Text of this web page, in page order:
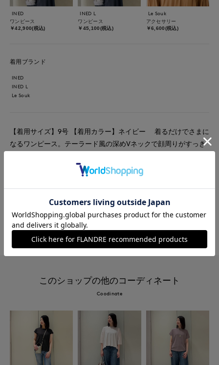
INED
ワンピース
￥42,900(税込)
INED L
ワンピース
￥45,100(税込)
Le Souk
アクセサリー
￥6,600(税込)
着用ブランド
INED
INED L
Le Souk
【着用サイズ】9号 【着用カラー】ネイビー 着るだけでさまに
なるワンピース。テーラード風の深めVネックで顔周りがすっき
#女子会 #食事会 #ウォッシャブル
#大きいサイズ #ランチ
このショップの他のコーディネート
Coodinate